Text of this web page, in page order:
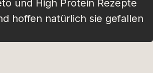
und High Protein Rezepte
hoffen natürlich sie gefallen